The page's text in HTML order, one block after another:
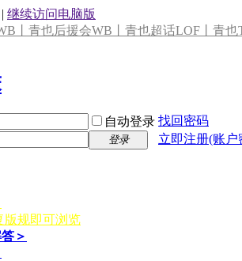
| 继续访问电脑版
丨青也后援会WB丨青也超话LOF丨青也
自动登录 找回密码
登录 立即注册(账
规即可浏览
＞